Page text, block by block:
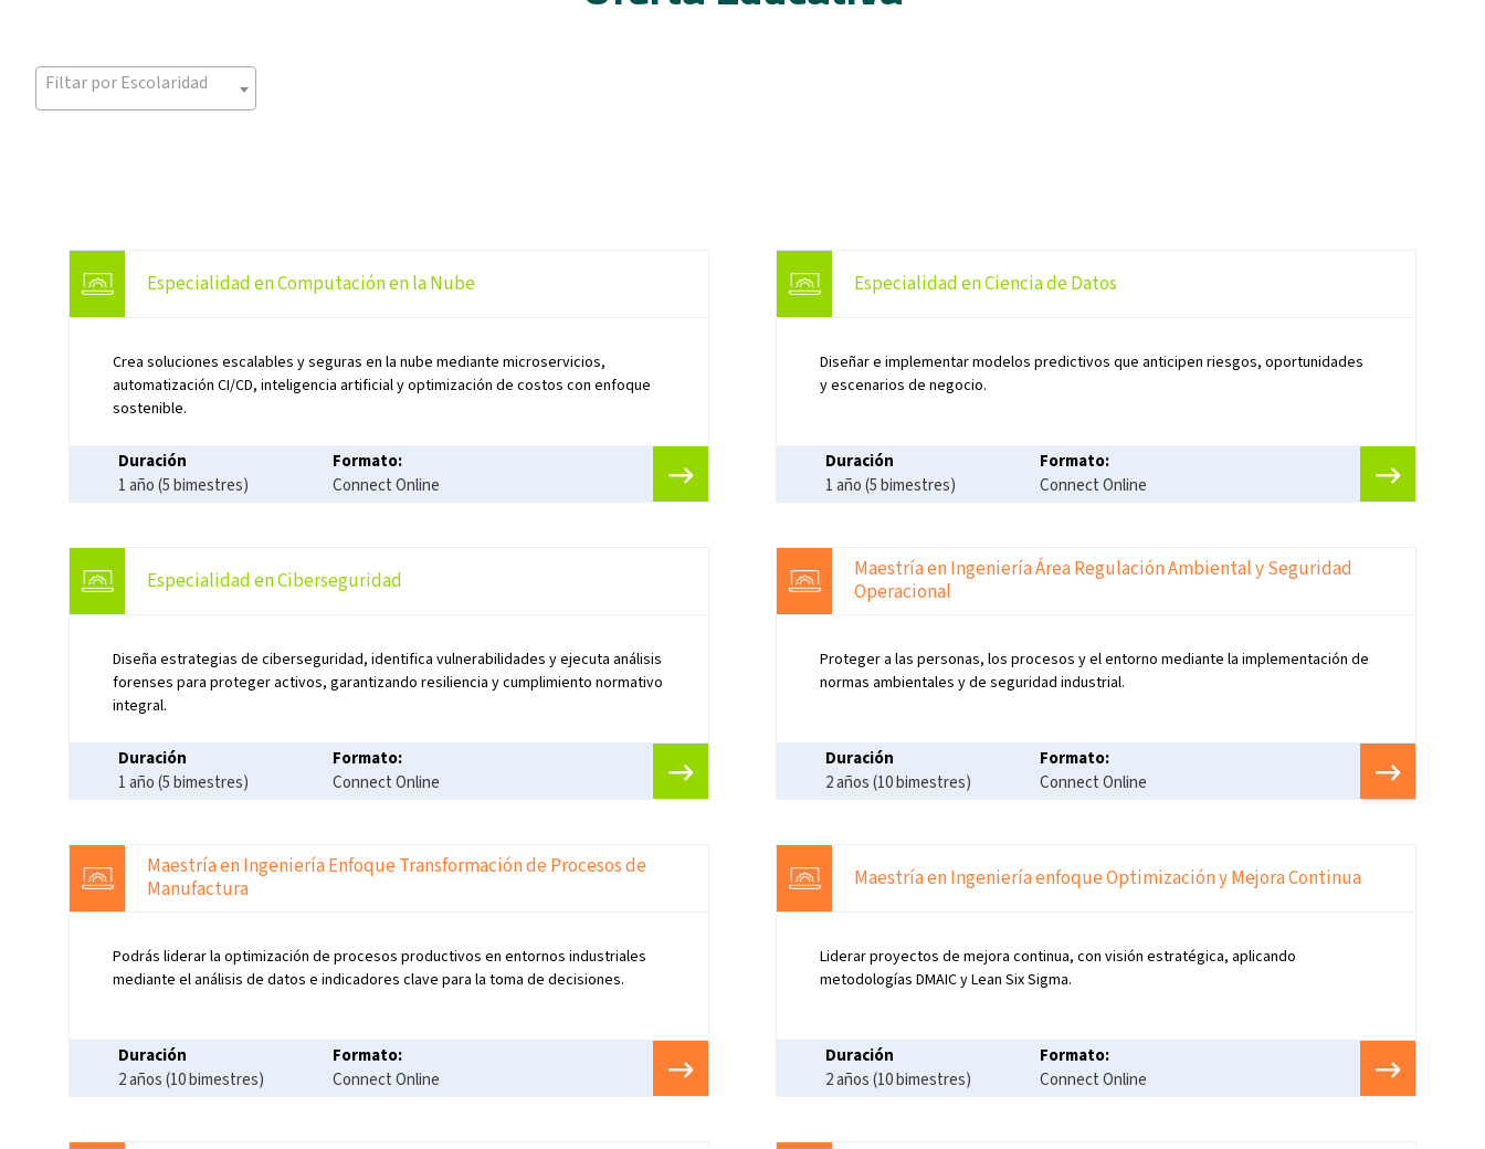
Filtar por Escolaridad
Especialidad en Computación en la Nube
Crea soluciones escalables y seguras en la nube mediante microservicios,
automatización CI/CD, inteligencia artificial y optimización de costos con enfoque
sostenible.
Duración
1 año (5 bimestres)
Formato:
Connect Online
Especialidad en Ciencia de Datos
Diseñar e implementar modelos predictivos que anticipen riesgos, oportunidades
y escenarios de negocio.
Duración
1 año (5 bimestres)
Formato:
Connect Online
Especialidad en Ciberseguridad
Diseña estrategias de ciberseguridad, identifica vulnerabilidades y ejecuta análisis
forenses para proteger activos, garantizando resiliencia y cumplimiento normativo
integral.
Duración
1 año (5 bimestres)
Formato:
Connect Online
Maestría en Ingeniería Área Regulación Ambiental y Seguridad
Operacional
Proteger a las personas, los procesos y el entorno mediante la implementación de
normas ambientales y de seguridad industrial.
Duración
2 años (10 bimestres)
Formato:
Connect Online
Maestría en Ingeniería Enfoque Transformación de Procesos de
Manufactura
Podrás liderar la optimización de procesos productivos en entornos industriales
mediante el análisis de datos e indicadores clave para la toma de decisiones.
Duración
2 años (10 bimestres)
Formato:
Connect Online
Maestría en Ingeniería enfoque Optimización y Mejora Continua
Liderar proyectos de mejora continua, con visión estratégica, aplicando
metodologías DMAIC y Lean Six Sigma.
Duración
2 años (10 bimestres)
Formato:
Connect Online